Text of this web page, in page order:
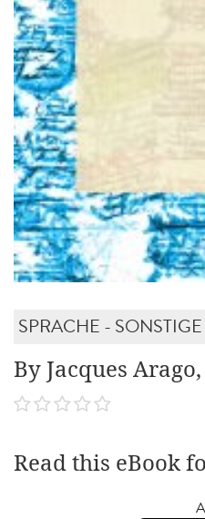
SPRACHE - SONSTIGE
By Jacques
Read this eBook